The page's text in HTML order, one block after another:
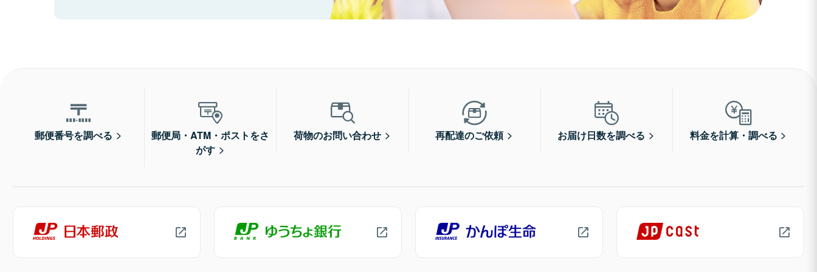
郵便番号を調べる
郵便局・ATM・ポストをさ
がす
荷物のお問い合わせ 再配達のご依頼 お届け日数を調べる 料金を計算・調べる